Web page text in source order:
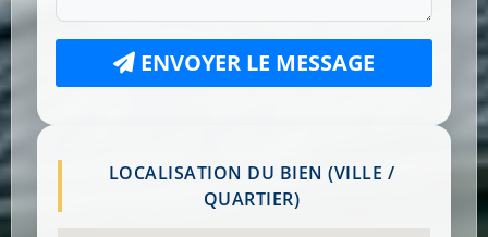
ENVOYER LE MESSAGE
LOCALISATION DU BIEN (VILLE /
QUARTIER)